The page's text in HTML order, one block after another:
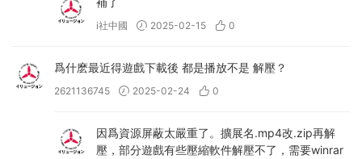
i社中國 2025-02-15 0
爲什麽最近得遊戲下載後 都是播放不是 解壓？
2621136745 2025-02-24 0
因爲資源屏蔽太嚴重了。擴展名.mp4改.zip再解
壓，部分遊戲有些壓縮軟件解壓不了，需要winrar